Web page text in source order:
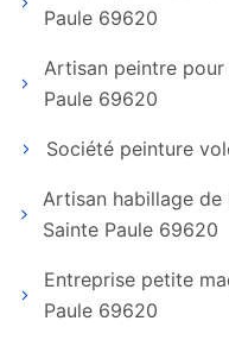
Paule 69620
Artisan peintre
Paule 69620
Société peinture
Artisan habillage
Sainte Paule 69620
Entreprise petite
Paule 69620